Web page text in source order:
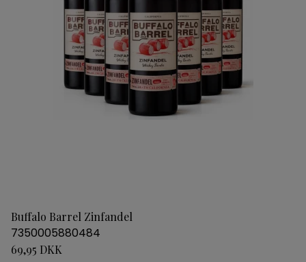
Buffalo Barrel Zinfandel
7350005880484
69,95 DKK